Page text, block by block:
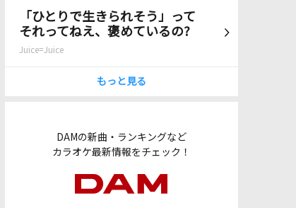
「ひとりで生きられそう」って
それってねえ、褒めているの?
Juice=Juice
もっと見る
DAMの新曲・ランキングなど
カラオケ最新情報をチェック！